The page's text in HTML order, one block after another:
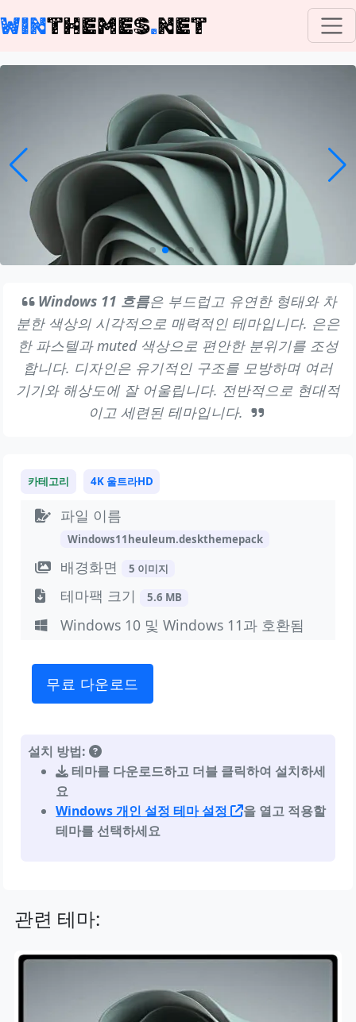
WINTHEMES.NET
Windows 11 흐름은 부드럽고 유연한 형태와 차
분한 색상의 시각적으로 매력적인 테마입니다. 은은
한 파스텔과 muted 색상으로 편안한 분위기를 조성
합니다. 디자인은 유기적인 구조를 모방하며 여러
기기와 해상도에 잘 어울립니다. 전반적으로 현대적
이고 세련된 테마입니다.
카테고리 4K 울트라HD
파일 이름
Windows11heuleum.deskthemepack
배경화면 5 이미지
테마팩 크기 5.6 MB
Windows 10 및 Windows 11과 호환됨
무료 다운로드
설치 방법:
테마를 다운로드하고 더블 클릭하여 설치하세
요
Windows 개인 설정 테마 설정
을 열고 적용할
테마를 선택하세요
관련 테마: